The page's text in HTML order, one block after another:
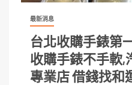
最新消息
台北收購手錶第
收購手錶不手軟,
專業店 借錢找和